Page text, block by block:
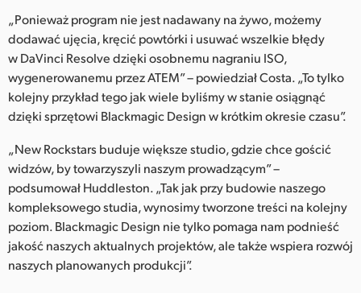
„Ponieważ program nie jest nadawany na żywo, możemy
dodawać ujęcia, kręcić powtórki i usuwać wszelkie błędy
w DaVinci Resolve dzięki osobnemu nagraniu ISO,
wygenerowanemu przez ATEM” – powiedział Costa. „To tylko
kolejny przykład tego jak wiele byliśmy w stanie osiągnąć
dzięki sprzętowi Blackmagic Design w krótkim okresie czasu”.
„New Rockstars buduje większe studio, gdzie chce gościć
widzów, by towarzyszyli naszym prowadzącym” –
podsumował Huddleston. „Tak jak przy budowie naszego
kompleksowego studia, wynosimy tworzone treści na kolejny
poziom. Blackmagic Design nie tylko pomaga nam podnieść
jakość naszych aktualnych projektów, ale także wspiera rozwój
naszych planowanych produkcji”.